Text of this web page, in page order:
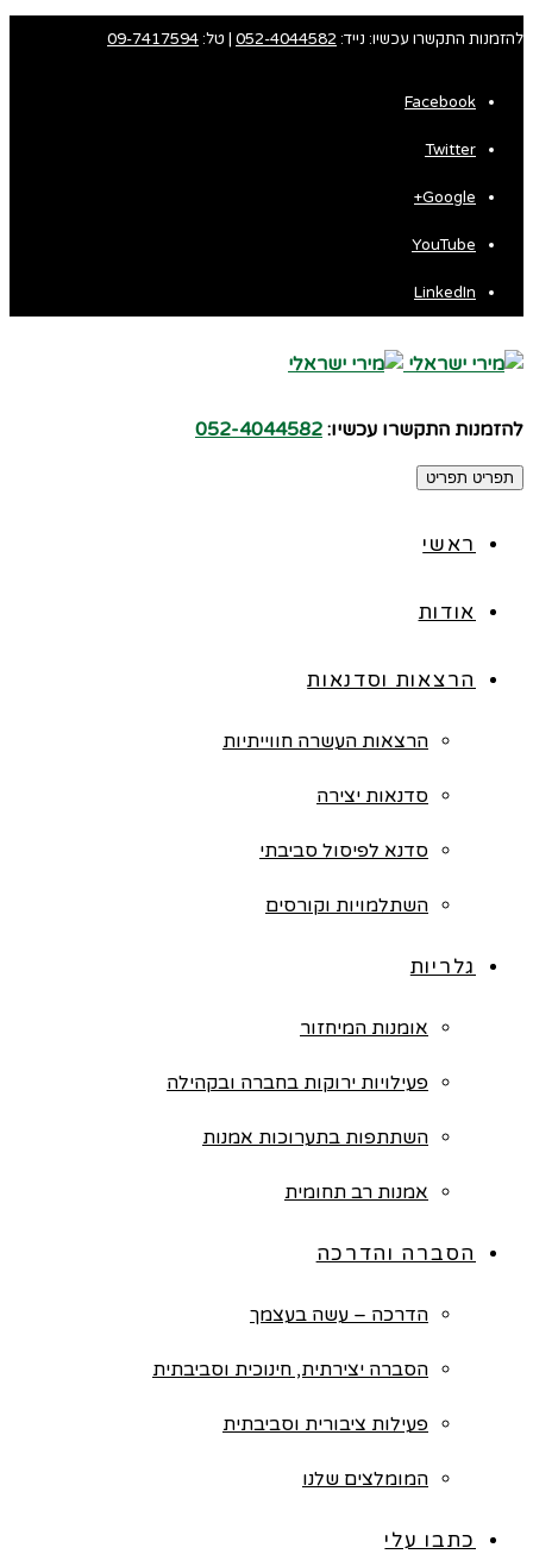
להזמנות התקשרו עכשיו: נייד: 052-4044582 | טל:09-7417594
Facebook
Twitter
Google+
YouTube
LinkedIn
להזמנות התקשרו עכשיו: 052-4044582
תפריט תפריט
ראשי
אודות
הרצאות וסדנאות
הרצאות העשרה חווייתיות
סדנאות יצירה
סדנא לפיסול סביבתי
השתלמויות וקורסים
גלריות
אומנות המיחזור
פעילויות ירוקות בחברה ובקהילה
השתתפות בתערוכות אמנות
אמנות רב תחומית
הסברה והדרכה
הדרכה – עשה בעצמך
הסברה יצירתית, חינוכית וסביבתית
פעילות ציבורית וסביבתית
המומלצים שלנו
כתבו עלי